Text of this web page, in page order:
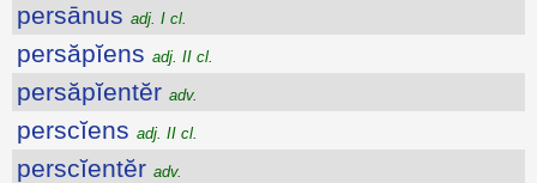
persānus adj. I cl.
persăpĭens adj. II cl.
persăpĭentĕr adv.
perscĭens adj. II cl.
perscĭentĕr adv.